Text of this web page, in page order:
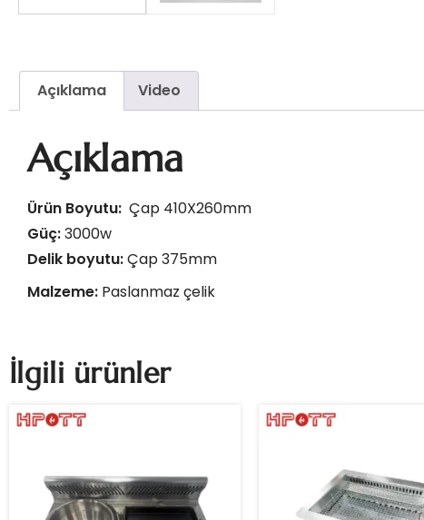
Açıklama Video
Açıklama
Ürün Boyutu: Çap 410X260mm
Güç:3000w
Delik boyutu:Çap 375mm
Malzeme: Paslanmaz çelik
İlgili ürünler